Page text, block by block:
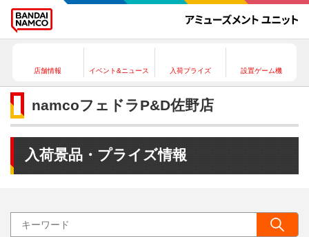
店舗情報 イベント&ニュース 入荷プライズ 設置ゲーム機
namcoフェドラP&D佐野店
入荷景品・プライズ情報